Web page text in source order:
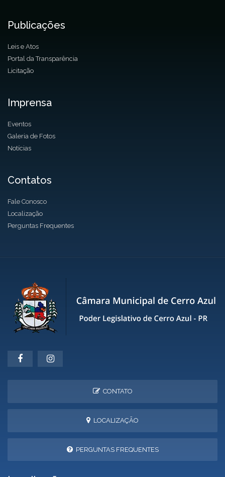
Publicações
Leis e Atos
Portal da Transparência
Licitação
Imprensa
Eventos
Galeria de Fotos
Notícias
Contatos
Fale Conosco
Localização
Perguntas Frequentes
CONTATO
LOCALIZAÇÃO
PERGUNTAS FREQUENTES